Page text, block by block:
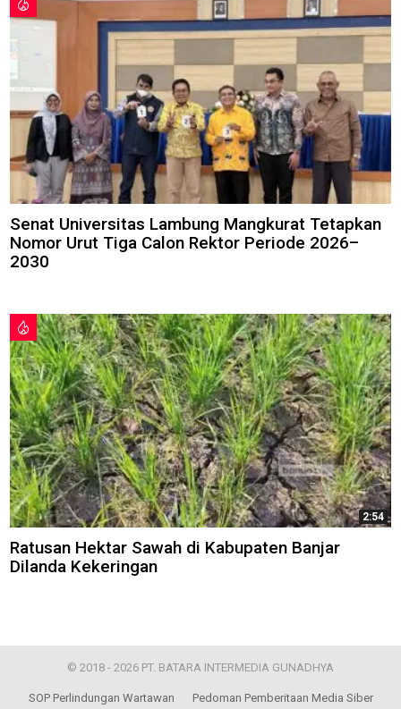
Senat Universitas Lambung Mangkurat Tetapkan
Nomor Urut Tiga Calon Rektor Periode 2026–
2030
2:54
Ratusan Hektar Sawah di Kabupaten Banjar
Dilanda Kekeringan
© 2018 - 2026 PT. BATARA INTERMEDIA GUNADHYA
SOP Perlindungan Wartawan
Pedoman Pemberitaan Media Siber